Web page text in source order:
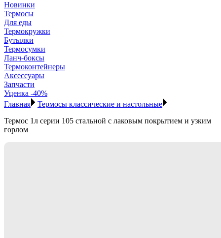
Новинки
Термосы
Для еды
Термокружки
Бутылки
Термосумки
Ланч-боксы
Термоконтейнеры
Аксессуары
Запчасти
Уценка -40%
Главная
Термосы классические и настольные
Термос 1л серии 105 стальной с лаковым покрытием и узким
горлом